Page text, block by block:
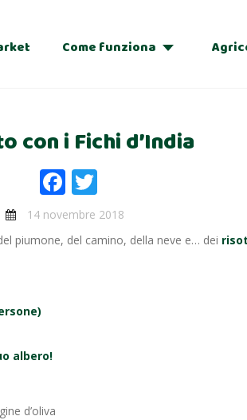
Come funziona
Regalo
con i Fichi d’India
Facebook
14 novembre 2018
piumone, del camino, della neve e… dei
albero!
d’oliva